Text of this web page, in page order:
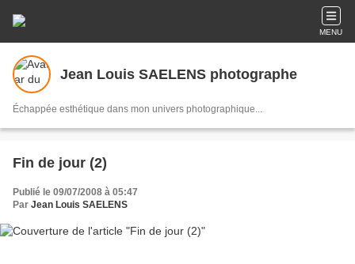
MENU
Jean Louis SAELENS photographe
Échappée esthétique dans mon univers photographique...
Fin de jour (2)
Publié le 09/07/2008 à 05:47
Par Jean Louis SAELENS